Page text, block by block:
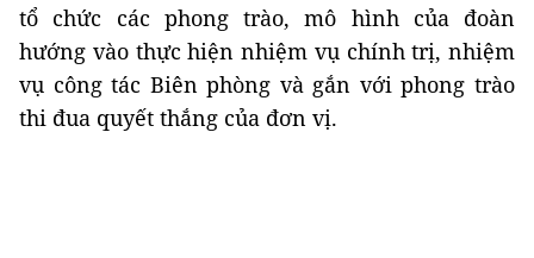
tổ chức các phong trào, mô hình của đoàn
hướng vào thực hiện nhiệm vụ chính trị, nhiệm
vụ công tác Biên phòng và gắn với phong trào
thi đua quyết thắng của đơn vị.